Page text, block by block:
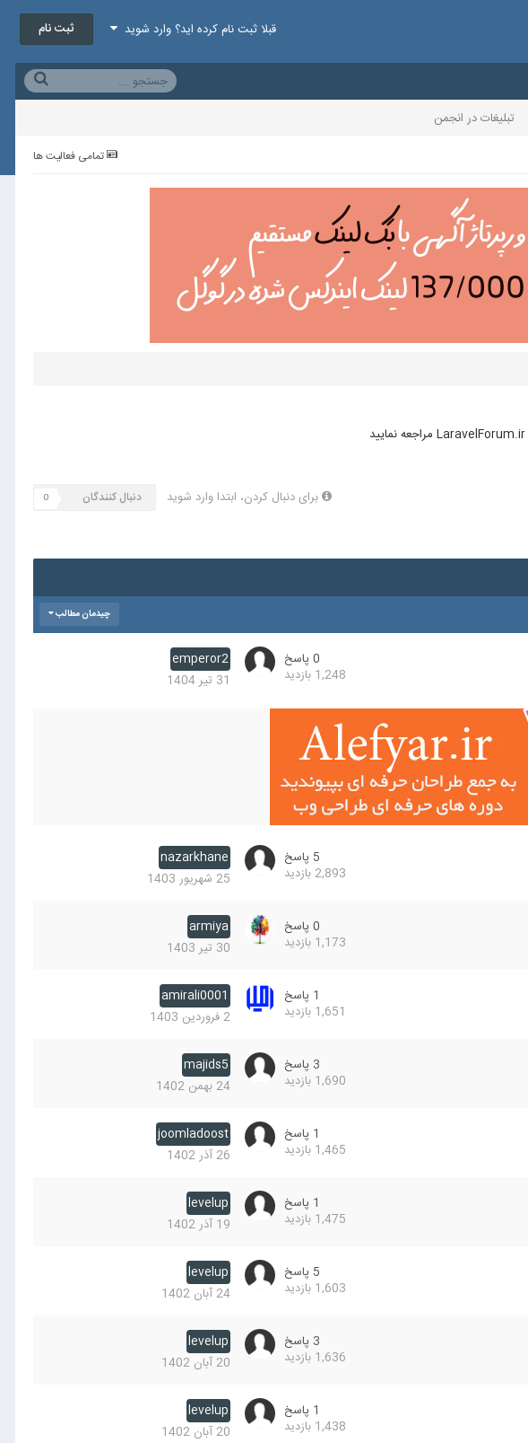
قبلا ثبت نام کرده اید؟ وارد شوید ثبت نام
تبلیغات در انجمن
تمامی فعالیت ها
برای دنبال کردن، ابتدا وارد شوید دنبال کنندگان 0
چیدمان مطالب
0 پاسخ
1,248 بازدید
emperor2
31 تیر 1404
5 پاسخ
2,893 بازدید
nazarkhane
25 شهریور 1403
0 پاسخ
1,173 بازدید
armiya
30 تیر 1403
1 پاسخ
1,651 بازدید
amirali0001
2 فروردین 1403
3 پاسخ
1,690 بازدید
majids5
24 بهمن 1402
1 پاسخ
1,465 بازدید
joomladoost
26 آذر 1402
1 پاسخ
1,475 بازدید
levelup
19 آذر 1402
5 پاسخ
1,603 بازدید
levelup
24 آبان 1402
3 پاسخ
1,636 بازدید
levelup
20 آبان 1402
1 پاسخ
1,438 بازدید
levelup
20 آبان 1402